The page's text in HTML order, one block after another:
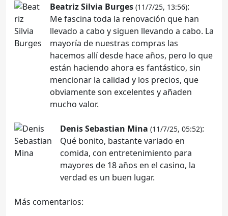
Beatriz Silvia Burges (11/7/25, 13:56):
Me fascina toda la renovación que han
llevado a cabo y siguen llevando a cabo. La
mayoría de nuestras compras las
hacemos allí desde hace años, pero lo que
están haciendo ahora es fantástico, sin
mencionar la calidad y los precios, que
obviamente son excelentes y añaden
mucho valor.
Denis Sebastian Mina (11/7/25, 05:52):
Qué bonito, bastante variado en
comida, con entretenimiento para
mayores de 18 años en el casino, la
verdad es un buen lugar.
Más comentarios: